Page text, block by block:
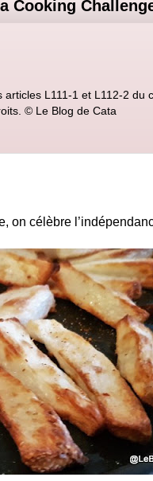
Cooking
L111-1 et L112-2 du
© Le Blog de Cata
on célèbre